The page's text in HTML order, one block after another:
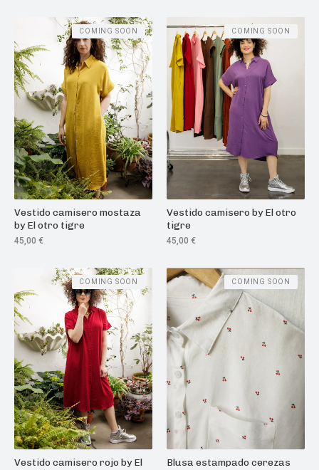
Vestido camisero mostaza
by El otro tigre
45,00 €
COMING SOON
Vestido camisero by El otro
tigre
45,00 €
COMING SOON
Vestido camisero rojo by El
COMING SOON
Blusa estampado cerezas
COMING SOON